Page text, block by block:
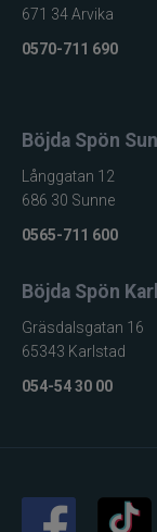
671 34 Arvika
0570-711 690
Böjda Spön
Långgatan 12
686 30 Sunne
0565-711 600
Böjda Spön
Gräsdalsgatan 16
65343 Karlstad
054-54 30 00